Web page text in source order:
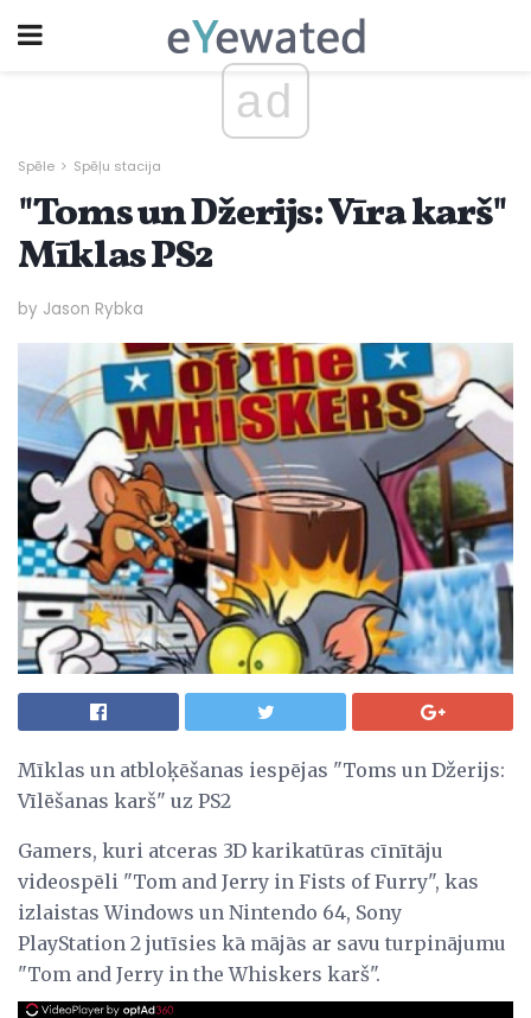
ad
Spēle Spēļu stacija
"Toms un Džerijs: Vīra karš"
Mīklas PS2
by Jason Rybka
Mīklas un atbloķēšanas iespējas "Toms un Džerijs:
Vīlēšanas karš" uz PS2
Gamers, kuri atceras 3D karikatūras cīnītāju
videospēli "Tom and Jerry in Fists of Furry", kas
izlaistas Windows un Nintendo 64, Sony
PlayStation 2 jutīsies kā mājās ar savu turpinājumu
"Tom and Jerry in the Whiskers karš".